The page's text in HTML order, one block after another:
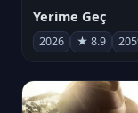
Yerime Geç
2026 ★ 8.9